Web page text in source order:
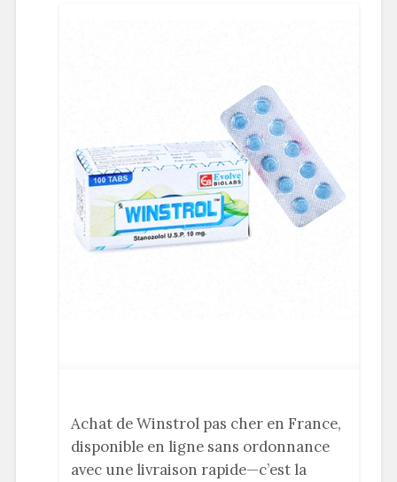
Achat de Winstrol pas cher en France,
disponible en ligne sans ordonnance
avec une livraison rapide—c’est la